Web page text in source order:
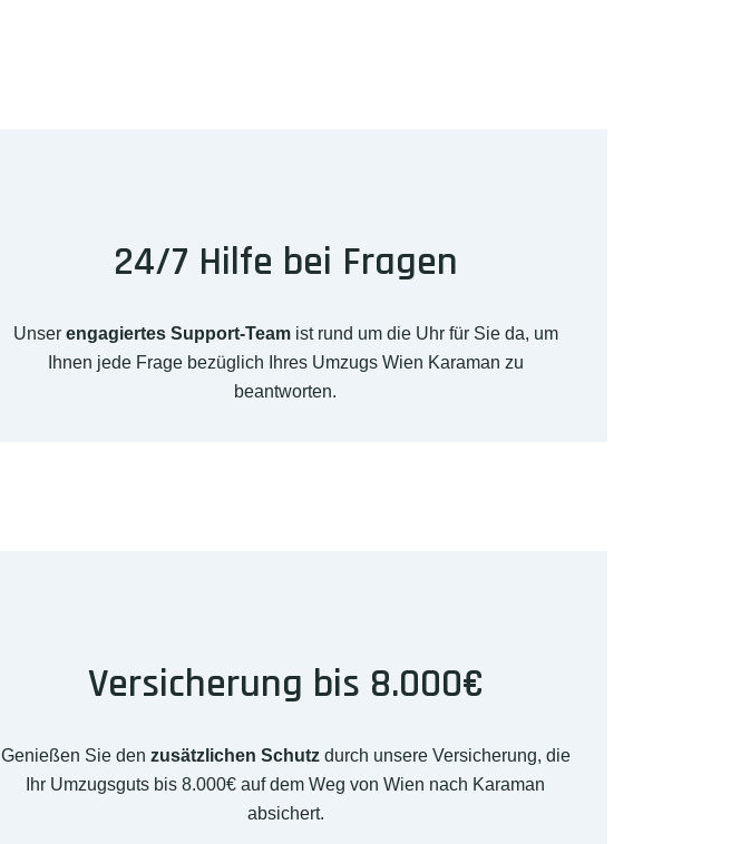
24/7 Hilfe bei Fragen
Unser engagiertes Support-Teamist rund um die Uhr für Sie da, um
Ihnen jede Frage bezüglich Ihres Umzugs Wien Karaman zu
beantworten.
Versicherung bis 8.000€
Genießen Sie den zusätzlichen Schutzdurch unsere Versicherung, die
Ihr Umzugsguts bis 8.000€ auf dem Weg von Wien nach Karaman
absichert.